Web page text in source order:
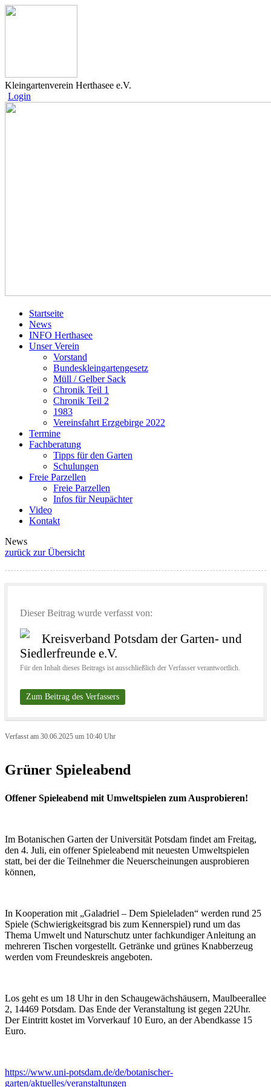
Kleingartenverein Herthasee e.V.
Login
Startseite
News
INFO Herthasee
Unser Verein
Vorstand
Bundeskleingartengesetz
Müll / Gelber Sack
Chronik Teil 1
Chronik Teil 2
1983
Vereinsfahrt Erzgebirge 2022
Termine
Fachberatung
Tipps für den Garten
Schulungen
Freie Parzellen
Freie Parzellen
Infos für Neupächter
Video
Kontakt
News
zurück zur Übersicht
Dieser Beitrag wurde verfasst von:
Kreisverband Potsdam der Garten- und
Siedlerfreunde e.V.
Für den Inhalt dieses Beitrags ist ausschließlich der Verfasser verantwortlich.
Zum Beitrag des Verfassers
Verfasst am 30.06.2025 um 10:40 Uhr
Grüner Spieleabend
Offener Spieleabend mit Umweltspielen zum Ausprobieren!
Im Botanischen Garten der Universität Potsdam findet am Freitag,
den 4. Juli, ein offener Spieleabend mit neuesten Umweltspielen
statt, bei der die Teilnehmer die Neuerscheinungen ausprobieren
können,
In Kooperation mit „Galadriel – Dem Spieleladen“ werden rund 25
Spiele (Schwierigkeitsgrad bis zum Kennerspiel) rund um das
Thema Umwelt und Naturschutz unter fachkundiger Anleitung an
mehreren Tischen vorgestellt. Getränke und grünes Knabberzeug
werden vom Freundeskreis angeboten.
Los geht es um 18 Uhr in den Schaugewächshäusern, Maulbeerallee
2, 14469 Potsdam. Das Ende der Veranstaltung ist gegen 22Uhr.
Der Eintritt kostet im Vorverkauf 10 Euro, an der Abendkasse 15
Euro.
https://www.uni-potsdam.de/de/botanischer-
garten/aktuelles/veranstaltungen